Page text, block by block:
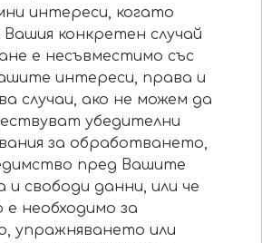
интереси, когато
конкретен случай
е несъвместимо със
интереси, права и
случаи, ако не можем да
убедителни
за обработването,
пред Вашите
и свободи данни, или че
необходимо за
упражняването или